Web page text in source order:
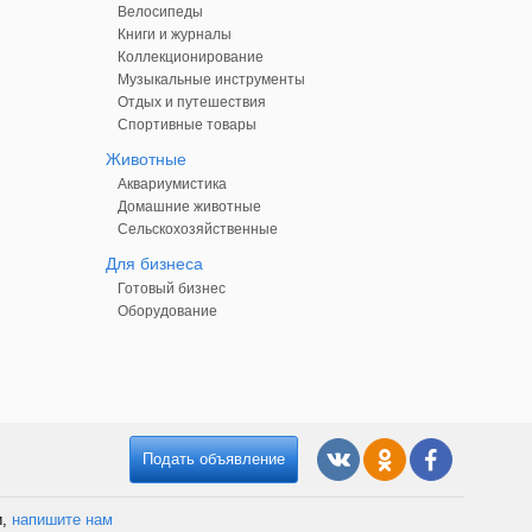
Велосипеды
Книги и журналы
Коллекционирование
Музыкальные инструменты
Отдых и путешествия
Спортивные товары
Животные
Аквариумистика
Домашние животные
Сельскохозяйственные
Для бизнеса
Готовый бизнес
Оборудование
Подать объявление
напишите нам